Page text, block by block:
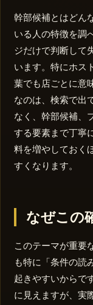
幹部候補とはどん
いる人の特徴を調
ジだけで判断して
います。特にホス
葉でも店ごとに意
なのは、検索で出
なく、幹部候補、
する要素まで丁寧
料を増やしておく
すくなります。
なぜこの
このテーマが重要
も特に「条件の読
起きやすいからで
に見えますが、実